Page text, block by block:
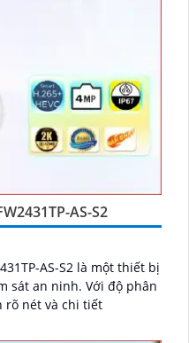
AS-S2
AS-S2 là một thiết bị
Với độ phân
rõ nét và chi tiết